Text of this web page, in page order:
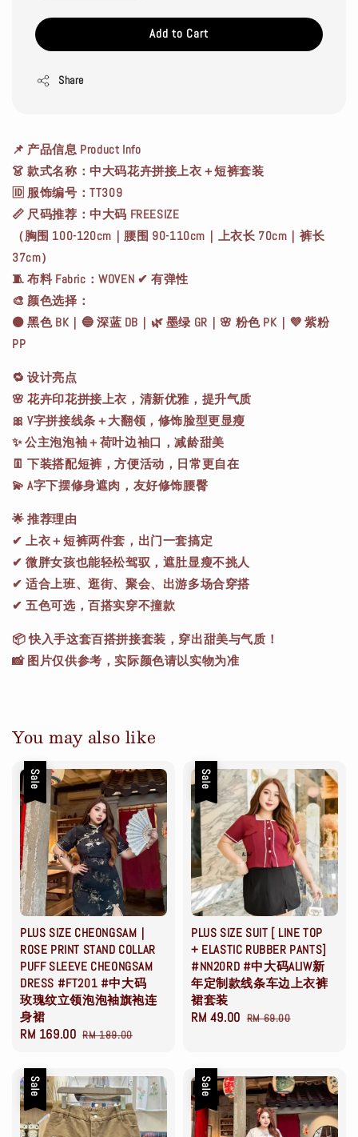
Add to Cart
Share
📌 产品信息 Product Info
👗 款式名称：中大码花卉拼接上衣＋短裤套装
🆔 服饰编号：TT309
📏 尺码推荐：中大码 FREESIZE
（胸围 100-120cm｜腰围 90-110cm｜上衣长 70cm｜裤长
37cm）
🧵 布料 Fabric：WOVEN ✔ 有弹性
🎨 颜色选择：
⚫ 黑色 BK｜🔵 深蓝 DB｜🌿 墨绿 GR｜🌸 粉色 PK｜💜 紫粉
PP
🔁 设计亮点
🌸 花卉印花拼接上衣，清新优雅，提升气质
🎀 V字拼接线条＋大翻领，修饰脸型更显瘦
✨ 公主泡泡袖＋荷叶边袖口，减龄甜美
👖 下装搭配短裤，方便活动，日常更自在
💫 A字下摆修身遮肉，友好修饰腰臀
🌟 推荐理由
✔ 上衣＋短裤两件套，出门一套搞定
✔ 微胖女孩也能轻松驾驭，遮肚显瘦不挑人
✔ 适合上班、逛街、聚会、出游多场合穿搭
✔ 五色可选，百搭实穿不撞款
📦 快入手这套百搭拼接套装，穿出甜美与气质！
📸 图片仅供参考，实际颜色请以实物为准
You may also like
Sale
PLUS SIZE CHEONGSAM｜
ROSE PRINT STAND COLLAR
PUFF SLEEVE CHEONGSAM
DRESS #FT201 #中大码
玫瑰纹立领泡泡袖旗袍连
身裙
Sale
RM 169.00 Regular
RM 189.00
Sale
PLUS SIZE SUIT [ LINE TOP
+ ELASTIC RUBBER PANTS]
#NN20RD #中大码ALIW新
年定制款线条车边上衣裤
裙套装
Sale
RM 49.00 Regular
RM 69.00
Sale Sale